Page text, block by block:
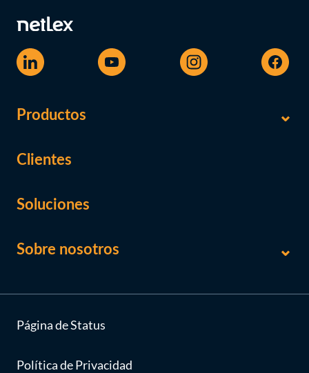
Página de Status
Política de Privacidad
Productos
Clientes
Soluciones
Sobre nosotros